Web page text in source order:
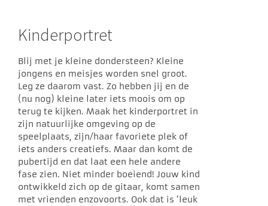
Kinderportret
Blij met je kleine dondersteen? Kleine
jongens en meisjes worden snel groot.
Leg ze daarom vast. Zo hebben jij en de
(nu nog) kleine later iets moois om op
terug te kijken. Maak het kinderportret in
zijn natuurlijke omgeving op de
speelplaats, zijn/haar favoriete plek of
iets anders creatiefs. Maar dan komt de
pubertijd en dat laat een hele andere
fase zien. Niet minder boeiend! Jouw kind
ontwikkeld zich op de gitaar, komt samen
met vrienden enzovoorts. Ook dat is ‘leuk